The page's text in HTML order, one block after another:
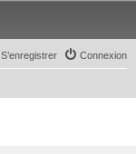
Connexion
S’enregistrer